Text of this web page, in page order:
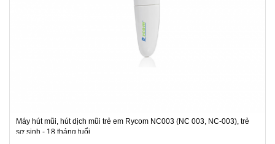
Máy hút mũi, hút dịch mũi trẻ em Rycom NC003 (NC 003, NC-003), trẻ
sơ sinh - 18 tháng tuổi